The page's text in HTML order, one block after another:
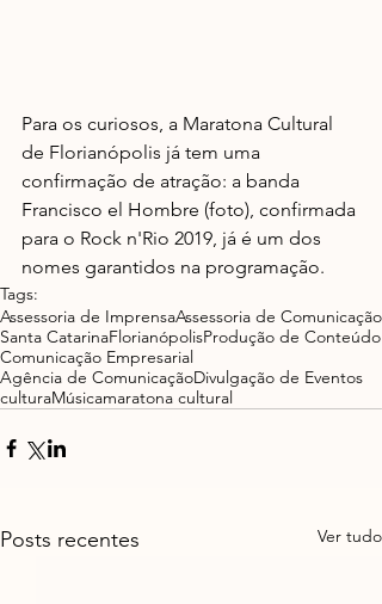
Para os curiosos, a Maratona Cultural
de Florianópolis já tem uma
confirmação de atração: a banda
Francisco el Hombre (foto), confirmada
para o Rock n'Rio 2019, já é um dos
nomes garantidos na programação.
Tags:
Assessoria de ImprensaAssessoria de Comunicação
Santa CatarinaFlorianópolisProdução de Conteúdo
Comunicação Empresarial
Agência de ComunicaçãoDivulgação de Eventos
culturaMúsicamaratona cultural
Posts recentes Ver tudo